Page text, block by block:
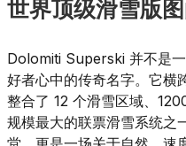
世界顶级滑雪版
Dolomiti Superski 并不是
好者心中的传奇名字。它横
整合了 12 个滑雪区域、
规模最大的联票滑雪系统之